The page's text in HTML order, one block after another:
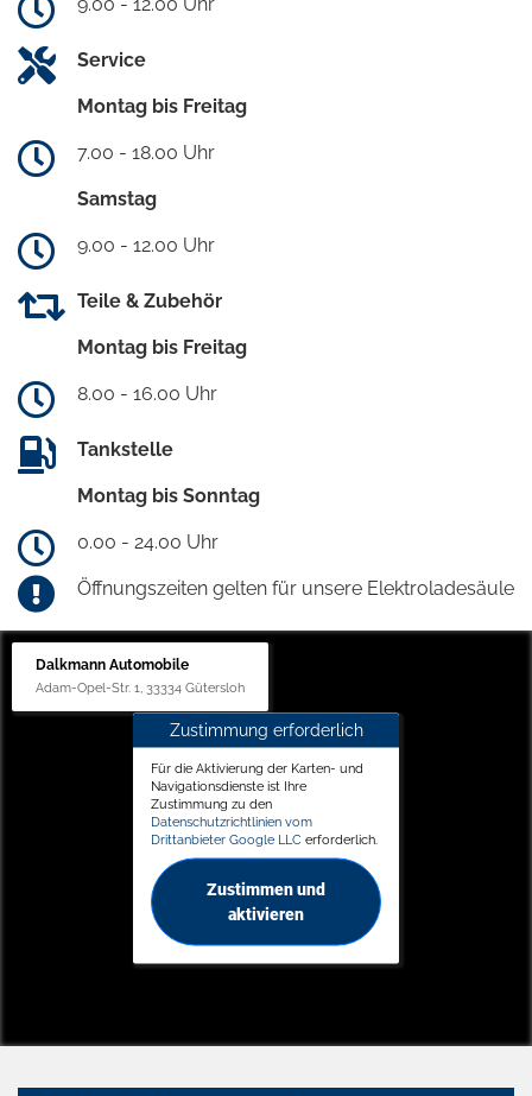
Service
Montag bis Freitag
7.00 - 18.00 Uhr
Samstag
9.00 - 12.00 Uhr
Teile & Zubehör
Montag bis Freitag
8.00 - 16.00 Uhr
Tankstelle
Montag bis Sonntag
0.00 - 24.00 Uhr
Öffnungszeiten gelten für unsere Elektroladesäule
Dalkmann Automobile
Adam-Opel-Str. 1, 33334 Gütersloh
Zustimmung erforderlich
Für die Aktivierung der Karten- und
Navigationsdienste ist Ihre
Zustimmung zu den
Datenschutzrichtlinien vom
Drittanbieter Google LLC erforderlich.
Zustimmen und
aktivieren